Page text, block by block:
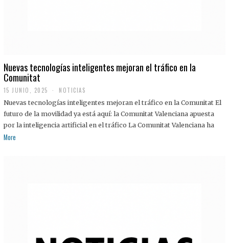
Nuevas tecnologías inteligentes mejoran el tráfico en la
Comunitat
15 JUNIO, 2025 NOTICIAS
Nuevas tecnologías inteligentes mejoran el tráfico en la Comunitat El
futuro de la movilidad ya está aquí: la Comunitat Valenciana apuesta
por la inteligencia artificial en el tráfico La Comunitat Valenciana ha
More